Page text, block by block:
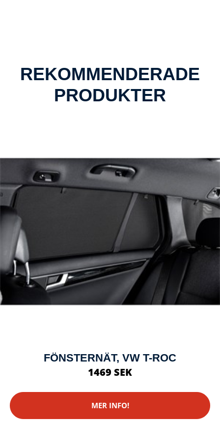
REKOMMENDERADE
PRODUKTER
FÖNSTERNÄT, VW T-ROC
1469 SEK
MER INFO!